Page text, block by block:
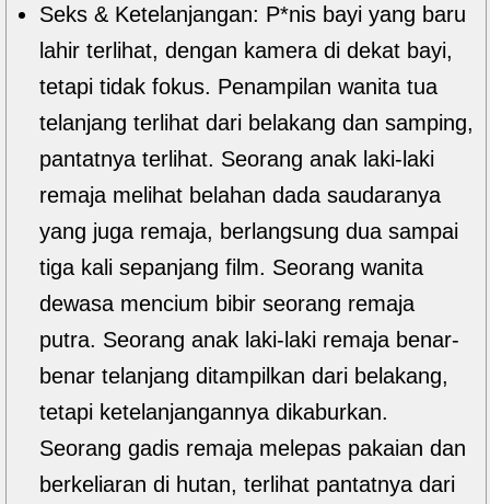
Seks & Ketelanjangan: P*nis bayi yang baru
lahir terlihat, dengan kamera di dekat bayi,
tetapi tidak fokus. Penampilan wanita tua
telanjang terlihat dari belakang dan samping,
pantatnya terlihat. Seorang anak laki-laki
remaja melihat belahan dada saudaranya
yang juga remaja, berlangsung dua sampai
tiga kali sepanjang film. Seorang wanita
dewasa mencium bibir seorang remaja
putra. Seorang anak laki-laki remaja benar-
benar telanjang ditampilkan dari belakang,
tetapi ketelanjangannya dikaburkan.
Seorang gadis remaja melepas pakaian dan
berkeliaran di hutan, terlihat pantatnya dari